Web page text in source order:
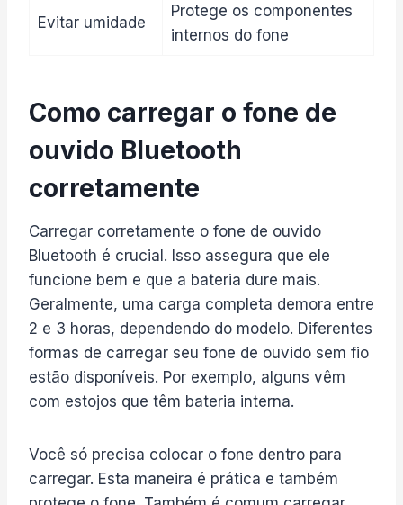
Evitar umidade
Protege os componentes
internos do fone
Como carregar o fone de
ouvido Bluetooth
corretamente
Carregar corretamente o fone de ouvido
Bluetooth é crucial. Isso assegura que ele
funcione bem e que a bateria dure mais.
Geralmente, uma carga completa demora entre
2 e 3 horas, dependendo do modelo. Diferentes
formas de carregar seu fone de ouvido sem fio
estão disponíveis. Por exemplo, alguns vêm
com estojos que têm bateria interna.
Você só precisa colocar o fone dentro para
carregar. Esta maneira é prática e também